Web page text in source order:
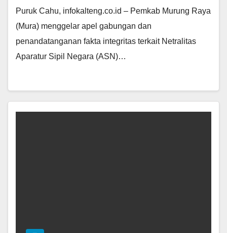
Puruk Cahu, infokalteng.co.id – Pemkab Murung Raya
(Mura) menggelar apel gabungan dan
penandatanganan fakta integritas terkait Netralitas
Aparatur Sipil Negara (ASN)…